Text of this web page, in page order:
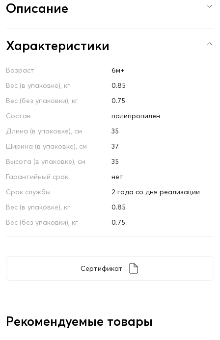
Описание
Характеристики
Возраст
6м+
Вес (в упаковке), кг
0.85
Вес (без упаковки), кг
0.75
Состав
полипропилен
Длина (в упаковке), см
35
Ширина (в упаковке), см
37
Высота (в упаковке), см
35
Гарантийный срок
нет
Срок службы
2 года со дня реализации
Вес (в упаковке), кг
0.85
Вес (без упаковки), кг
0.75
Сертификат
Рекомендуемые товары